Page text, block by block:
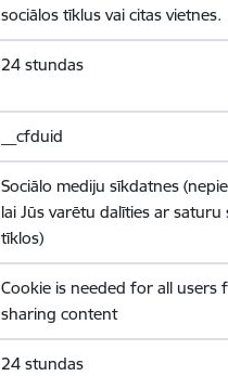
sociālos tīklus vai citas vietnes.
24 stundas
__cfduid
Sociālo mediju sīkdatnes
lai Jūs varētu dalīties ar saturu
tīklos)
Cookie is needed for all users
sharing content
24 stundas